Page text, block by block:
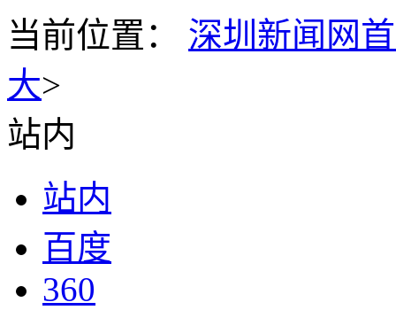
当前位置： 深圳新闻网
大>
站内
站内
百度
360